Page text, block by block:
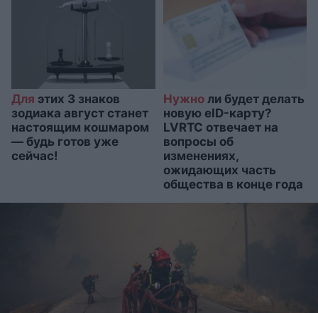
Для этих 3 знаков
зодиака август станет
настоящим кошмаром
— будь готов уже
сейчас!
Нужноли будет делать
новую eID-карту?
LVRTC отвечает на
вопросы об
изменениях,
ожидающих часть
общества в конце года